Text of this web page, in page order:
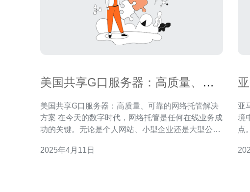
美国共享G口服务器：高质量、可
美国共享G口服务器：高质量、可靠的网络托管解决
方案 在今天的数字时代，网络托管是任何在线业务成
功的关键。无论是个人网站、小型企业还是大型公
确保其在线业务的顺利运行。美国共享G口服务器正
2025年4月11日
亚
境
点
供实